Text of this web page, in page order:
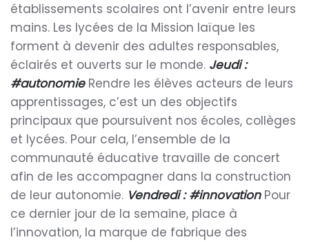
établissements scolaires ont l’avenir entre leurs
mains. Les lycées de la Mission laïque les
forment à devenir des adultes responsables,
éclairés et ouverts sur le monde. Jeudi :
#autonomieRendre les élèves acteurs de leurs
apprentissages, c’est un des objectifs
principaux que poursuivent nos écoles, collèges
et lycées. Pour cela, l’ensemble de la
communauté éducative travaille de concert
afin de les accompagner dans la construction
de leur autonomie. Vendredi : #innovationPour
ce dernier jour de la semaine, place à
l’innovation, la marque de fabrique des